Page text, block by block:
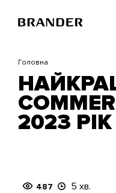
основного
Головна
2023 РІК
487 5 хв.